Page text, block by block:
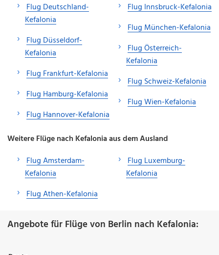
Flug Deutschland-
Kefalonia
Flug Düsseldorf-
Kefalonia
Flug Frankfurt-Kefalonia
Flug Hamburg-Kefalonia
Flug Hannover-Kefalonia
Flug Innsbruck-Kefalonia
Flug München-Kefalonia
Flug Österreich-
Kefalonia
Flug Schweiz-Kefalonia
Flug Wien-Kefalonia
Weitere Flüge nach Kefalonia aus dem Ausland
Flug Amsterdam-
Kefalonia
Flug Athen-Kefalonia
Flug Luxemburg-
Kefalonia
Angebote für Flüge von Berlin nach Kefalonia: